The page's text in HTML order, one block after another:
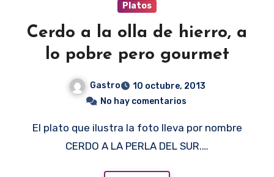
Platos
Cerdo a la olla de hierro, a
lo pobre pero gourmet
Gastro
10 octubre, 2013
No hay comentarios
El plato que ilustra la foto lleva por nombre
CERDO A LA PERLA DEL SUR.…